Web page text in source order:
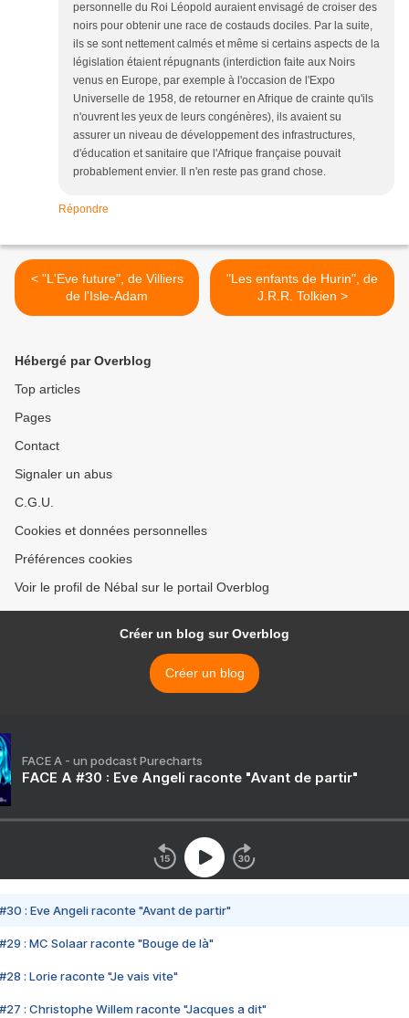
personnelle du Roi Léopold auraient envisagé de croiser des
noirs pour obtenir une race de costauds dociles. Par la suite,
ils se sont nettement calmés et même si certains aspects de la
législation étaient répugnants (interdiction faite aux Noirs
venus en Europe, par exemple à l'occasion de l'Expo
Universelle de 1958, de retourner en Afrique de crainte qu'ils
n'ouvrent les yeux de leurs congénères), ils avaient su
assurer un niveau de développement des infrastructures,
d'éducation et sanitaire que l'Afrique française pouvait
probablement envier. Il n'en reste pas grand chose.
Répondre
< "L'Eve future", de Villiers
de l'Isle-Adam
"Les enfants de Hurin", de
J.R.R. Tolkien >
Hébergé par Overblog
Top articles
Pages
Contact
Signaler un abus
C.G.U.
Cookies et données personnelles
Préférences cookies
Voir le profil de Nébal sur le portail Overblog
Créer un blog sur Overblog
Créer un blog
FACE A - un podcast Purecharts
FACE A #30 : Eve Angeli raconte "Avant de partir"
#30 : Eve Angeli raconte "Avant de partir"
#29 : MC Solaar raconte "Bouge de là"
#28 : Lorie raconte "Je vais vite"
#27 : Christophe Willem raconte "Jacques a dit"